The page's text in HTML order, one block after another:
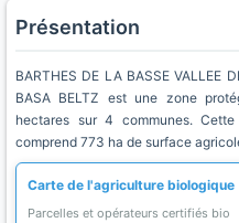
Présentation
BARTHES DE LA BASSE VALLEE
BASA BELTZ est une zone
hectares sur 4 communes.
comprend 773 ha de surface
Carte de l'agriculture biologique
Parcelles et opérateurs certifiés bio